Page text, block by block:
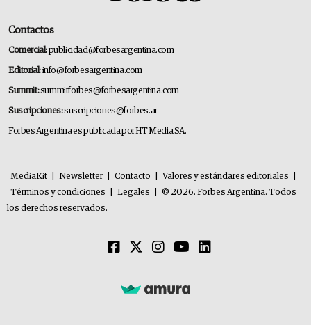
Contactos
Comercial:publicidad@forbesargentina.com
Editorial:info@forbesargentina.com
Summit:summitforbes@forbesargentina.com
Suscripciones:suscripciones@forbes.ar
Forbes Argentina es publicada por HT Media SA.
MediaKit Newsletter Contacto Valores y estándares editoriales
Términos y condiciones
Legales
© 2026. Forbes Argentina. Todos
los derechos reservados.